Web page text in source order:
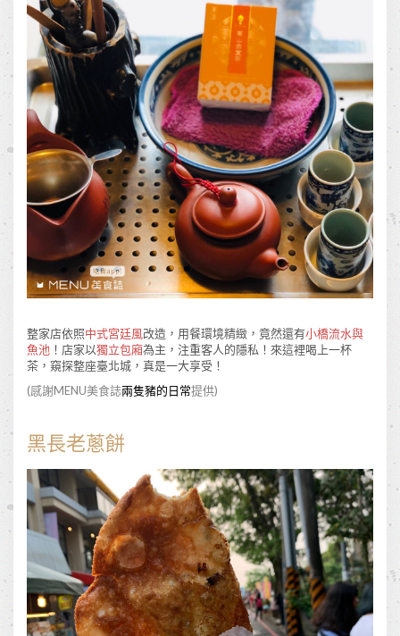
整家店依照中式宮廷風改造，用餐環境精緻，竟然還有小橋流水與
魚池 ！店家以獨立包廂為主，注重客人的隱私！來這裡喝上一杯
茶，窺探整座臺北城，真是一大享受！
(感謝MENU美食誌兩隻豬的日常提供)
黑長老蔥餅